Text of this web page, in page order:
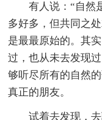
有人说：“自然
多好多，但共同之
是最最原始的。其
过，也从未去发现
够听尽所有的自然
真正的朋友。
试着去发现，